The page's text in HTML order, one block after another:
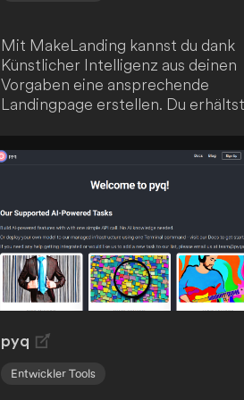
Mit MakeLanding kannst du dank
Künstlicher Intelligenz aus deinen
Vorgaben eine ansprechende
Landingpage erstellen. Du erhältst
sowie attraktive Vorlagen. Nutze
diese Möglichkeit, um dein
bringen.
pyq
Entwickler Tools